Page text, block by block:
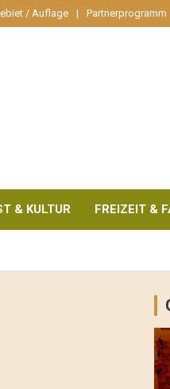
/ Auflage Partnerprogramm
& KULTUR FREIZEIT &